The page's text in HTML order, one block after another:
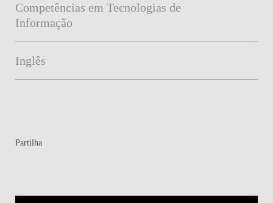
Competências em Tecnologias de
Informação
Inglês
Partilha